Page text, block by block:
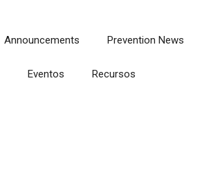
Announcements Prevention News
Eventos Recursos